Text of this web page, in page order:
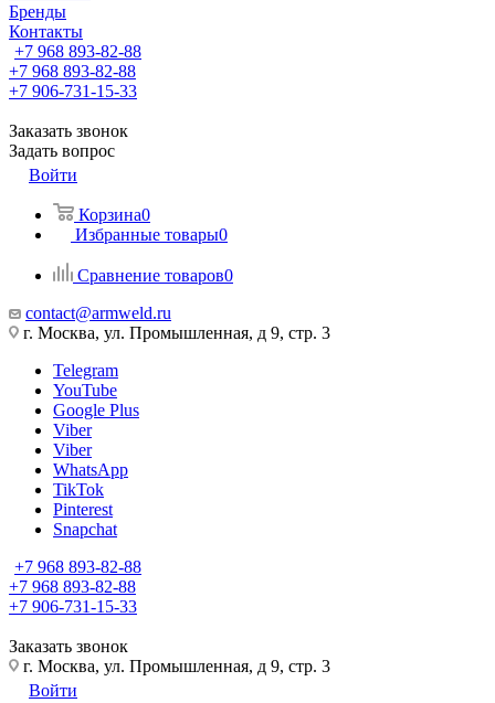
Бренды
Контакты
+7 968 893-82-88
+7 968 893-82-88
+7 906-731-15-33
Заказать звонок
Задать вопрос
Войти
Корзина0
Избранные товары0
Сравнение товаров0
contact@armweld.ru
г. Москва, ул. Промышленная, д 9, стр. 3
Telegram
YouTube
Google Plus
Viber
Viber
WhatsApp
TikTok
Pinterest
Snapchat
+7 968 893-82-88
+7 968 893-82-88
+7 906-731-15-33
Заказать звонок
г. Москва, ул. Промышленная, д 9, стр. 3
Войти